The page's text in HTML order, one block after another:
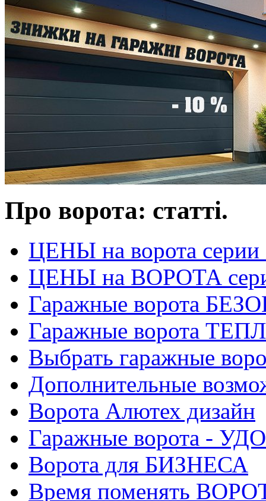
Про ворота: статті.
ЦЕНЫ на ворота
ЦЕНЫ на ВОРОТА
Гаражные ворота
Гаражные ворота
Выбрать гаражные
Дополнительные
Ворота Алютех дизайн
Гаражные ворота -
Ворота для БИЗНЕСА
Время поменять